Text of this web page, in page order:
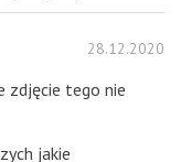
28.12.2020
zdjęcie tego nie
jakie